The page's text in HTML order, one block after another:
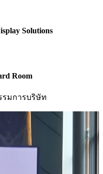
Solutions
Room
มการบริษัท